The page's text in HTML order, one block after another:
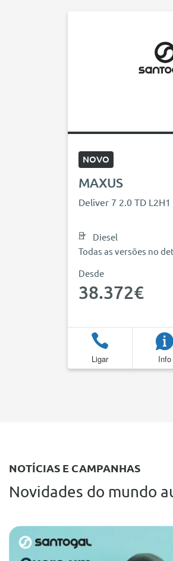
NOVO
MAXUS
Deliver 7 2.0 TD L2H1
Diesel
Todas as versões no
Desde
38.372€
Ligar Info
NOTÍCIAS E CAMPANHAS
Novidades do mundo